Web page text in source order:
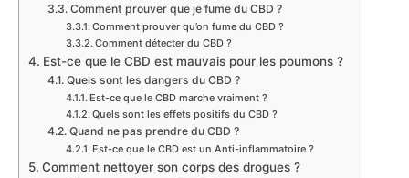
Comment prouver que je fume du CBD ?
Comment prouver qu’on fume du CBD ?
Comment détecter du CBD ?
Est-ce que le CBD est mauvais pour les poumons ?
Quels sont les dangers du CBD ?
Est-ce que le CBD marche vraiment ?
Quels sont les effets positifs du CBD ?
Quand ne pas prendre du CBD ?
Est-ce que le CBD est un Anti-inflammatoire ?
Comment nettoyer son corps des drogues ?